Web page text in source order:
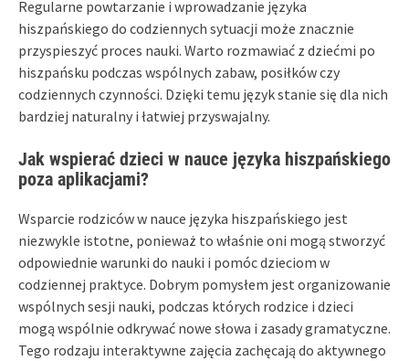
Regularne powtarzanie i wprowadzanie języka
hiszpańskiego do codziennych sytuacji może znacznie
przyspieszyć proces nauki. Warto rozmawiać z dziećmi po
hiszpańsku podczas wspólnych zabaw, posiłków czy
codziennych czynności. Dzięki temu język stanie się dla nich
bardziej naturalny i łatwiej przyswajalny.
Jak wspierać dzieci w nauce języka hiszpańskiego
poza aplikacjami?
Wsparcie rodziców w nauce języka hiszpańskiego jest
niezwykle istotne, ponieważ to właśnie oni mogą stworzyć
odpowiednie warunki do nauki i pomóc dzieciom w
codziennej praktyce. Dobrym pomysłem jest organizowanie
wspólnych sesji nauki, podczas których rodzice i dzieci
mogą wspólnie odkrywać nowe słowa i zasady gramatyczne.
Tego rodzaju interaktywne zajęcia zachęcają do aktywnego